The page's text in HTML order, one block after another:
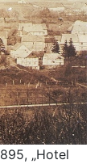
„Hotel